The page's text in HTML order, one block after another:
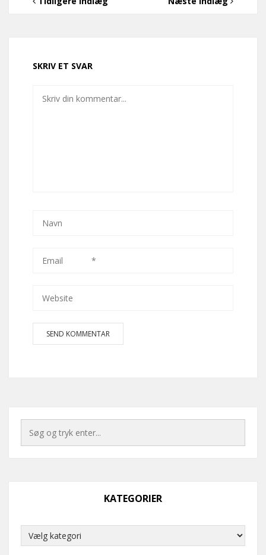
SKRIV ET SVAR
KATEGORIER
Kategorier